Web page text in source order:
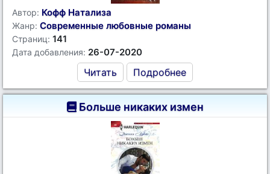
Автор: Кофф Натализа
Жанр: Современные любовные романы
Страниц: 141
Дата добавления: 26-07-2020
Читать Подробнее
Больше никаких измен